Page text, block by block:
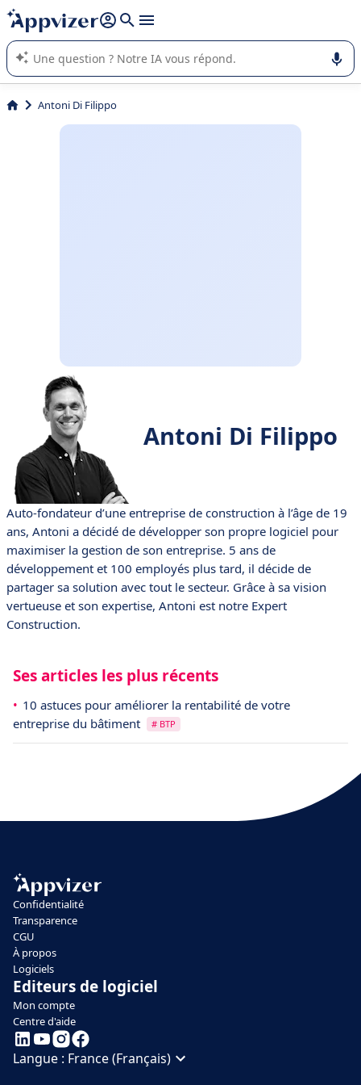
répondre (plusieurs lignes avec
L'IA de Appvizer vous guide dans l'utilisation ou la sélection de
logiciel SaaS en entreprise.
Antoni Di Filippo
Antoni Di Filippo
Auto-fondateur d’une entreprise de construction à l’âge de 19
ans, Antoni a décidé de développer son propre logiciel pour
maximiser la gestion de son entreprise. 5 ans de
développement et 100 employés plus tard, il décide de
partager sa solution avec tout le secteur. Grâce à sa vision
vertueuse et son expertise, Antoni est notre Expert
Construction.
Ses articles les plus récents
10 astuces pour améliorer la rentabilité de votre
entreprise du bâtiment
# BTP
Confidentialité
Transparence
CGU
À propos
Logiciels
Editeurs de logiciel
Mon compte
Centre d'aide
Langue : France (Français)